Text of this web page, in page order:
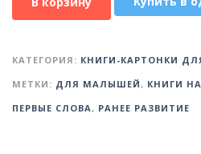
КАТЕГОРИЯ: КНИГИ-КАРТОНКИ
МЕТКИ: ДЛЯ МАЛЫШЕЙ , КНИГИ
ПЕРВЫЕ СЛОВА , РАНЕЕ РАЗВИТИЕ